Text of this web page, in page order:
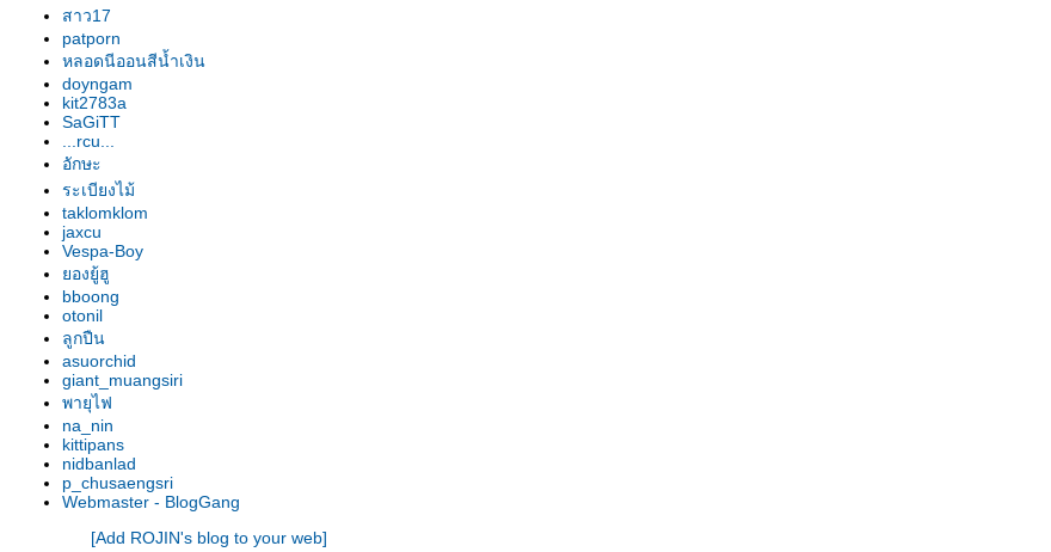
"วาสนา"
รองเท้านารี ฝาหอ
รองเท้านารี JC9
รองเท้านารี เหลืองปราจีน
รองเท้านารี JC16
รองเท้านารี JC16
รองเท้านารี เหลืองปราจีน*ช่อง
อ่างทองเผือก
รองเท้านารี เหลืองปราจีน
รองเท้านารี ขาวชุมพร
รองเท้านารี เหลืงกระบี่*เกลาโคไฟ
ลุม
รองเท้านารี เหลืองปราจีน*ช่อง
อ่างทองเผือก
รองเท้านารี เหลืองปราจีน
รองเท้านารี เหลืองปราจีน
รองเท้านารี เหลิองตรัง
รองเท้านารี กระบี่ x เกาโค
รองเท้านารี เหลืองตรัง
รองเท้านารี ขาวชุมพร
รองเท้านารี เหลืองปราจีน x ช่อง
สาว17
patporn
หลอดนีออนสีน้ำเงิน
doyngam
kit2783a
SaGiTT
...rcu...
อักษะ
ระเบียงไม้
taklomklom
jaxcu
Vespa-Boy
องยู้ฮู
bboong
otonil
ลูกปืน
asuorchid
giant_muangsiri
พายุไฟ
na_nin
kittipans
nidbanlad
p_chusaengsri
Webmaster - BlogGang
[Add ROJIN's blog to your web]